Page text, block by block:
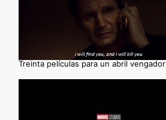
Treinta películas para un abril vengador